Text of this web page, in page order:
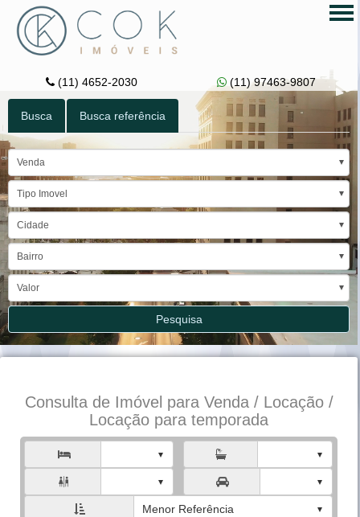
(11) 4652-2030 (11) 97463-9807
Busca Busca referência
Venda
Tipo Imovel
Cidade
Bairro
Valor
Pesquisa
Consulta de Imóvel para Venda / Locação /
Locação para temporada

 
Menor Referência